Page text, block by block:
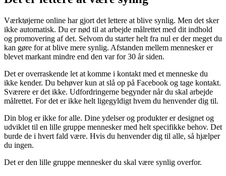
Værktøjerne online har gjort det lettere at blive synlig. Men det sker
ikke automatisk. Du er nød til at arbejde målrettet med dit indhold
og promovering af det. Selvom du starter helt fra nul er der meget du
kan gøre for at blive mere synlig. Afstanden mellem mennesker er
blevet markant mindre end den var for 30 år siden.
Det er overraskende let at komme i kontakt med et menneske du
ikke kender. Du behøver kun at slå op på Facebook og tage kontakt.
Sværere er det ikke. Udfordringerne begynder når du skal arbejde
målrettet. For det er ikke helt ligegyldigt hvem du henvender dig til.
Din blog er ikke for alle. Dine ydelser og produkter er designet og
udviklet til en lille gruppe mennesker med helt specifikke behov. Det
burde de i hvert fald være. Hvis du henvender dig til alle, så hjælper
du ingen.
Det er den lille gruppe mennesker du skal være synlig overfor.